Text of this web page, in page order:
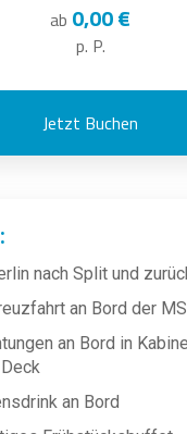
ab 0,00 €
p. P.
Jetzt Buchen
nach Split und
an Bord der
an Bord in
an Bord